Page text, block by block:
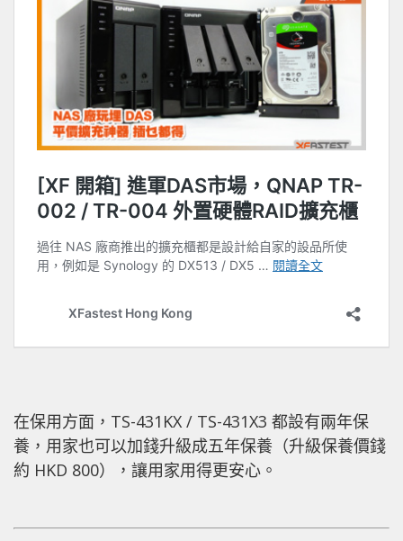
在保用方面，TS-431KX / TS-431X3 都設有兩年保
養，用家也可以加錢升級成五年保養（升級保養價錢
約 HKD 800），讓用家用得更安心。